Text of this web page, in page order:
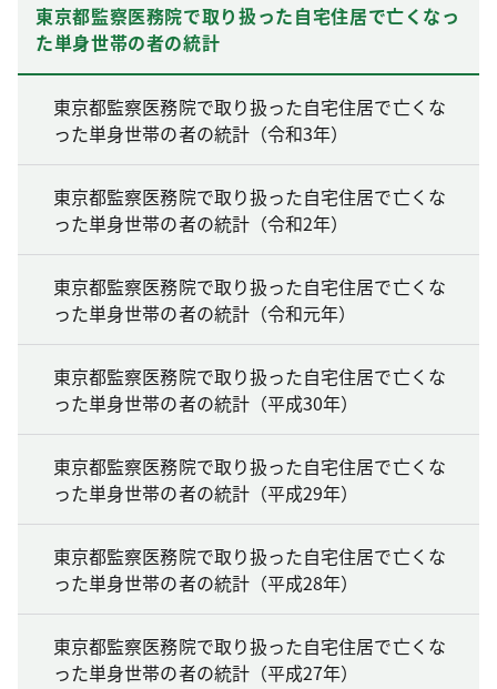
東京都監察医務院で取り扱った自宅住居で亡くなっ
た単身世帯の者の統計
東京都監察医務院で取り扱った自宅住居で亡くな
った単身世帯の者の統計（令和3年）
東京都監察医務院で取り扱った自宅住居で亡くな
った単身世帯の者の統計（令和2年）
東京都監察医務院で取り扱った自宅住居で亡くな
った単身世帯の者の統計（令和元年）
東京都監察医務院で取り扱った自宅住居で亡くな
った単身世帯の者の統計（平成30年）
東京都監察医務院で取り扱った自宅住居で亡くな
った単身世帯の者の統計（平成29年）
東京都監察医務院で取り扱った自宅住居で亡くな
った単身世帯の者の統計（平成28年）
東京都監察医務院で取り扱った自宅住居で亡くな
った単身世帯の者の統計（平成27年）